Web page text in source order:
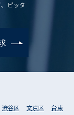
ピッタ
渋谷区 文京区
台東